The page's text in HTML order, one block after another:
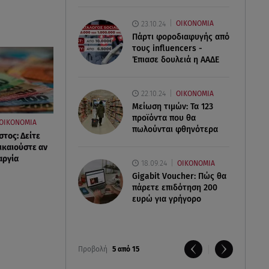
23.10.24 ΟΙΚΟΝΟΜΙΑ
Πάρτι φοροδιαφυγής από
τους influencers -
Έπιασε δουλειά η ΑΑΔΕ
22.10.24 ΟΙΚΟΝΟΜΙΑ
Μείωση τιμών: Τα 123
προϊόντα που θα
πωλούνται φθηνότερα
18.09.24 ΟΙΚΟΝΟΜΙΑ
Gigabit Voucher: Πώς θα
πάρετε επιδότηση 200
ευρώ για γρήγορο
Προβολή 5 από 15
Δείτε
αν